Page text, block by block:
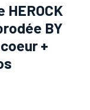
BY
+